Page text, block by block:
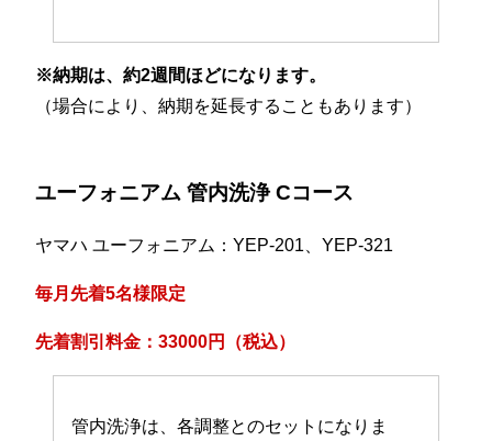
※納期は、約2週間ほどになります。
（場合により、納期を延長することもあります）
ユーフォニアム 管内洗浄 Cコース
ヤマハ ユーフォニアム：YEP-201、YEP-321
毎月先着5名様限定
先着割引料金：33000円（税込）
管内洗浄は、各調整とのセットになりま